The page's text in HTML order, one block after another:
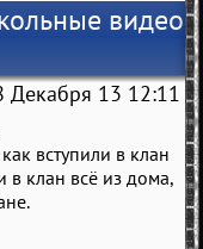
видео
Декабря 13 12:11
вступили в клан
в клан всё из дома,